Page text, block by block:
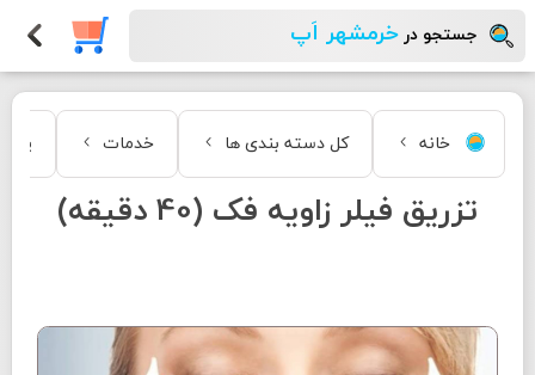
جستجو در خرمشهر اَپ
خانه کل دسته بندی ها خدمات
تزریق فيلر زاویه فک (40 دقیقه)